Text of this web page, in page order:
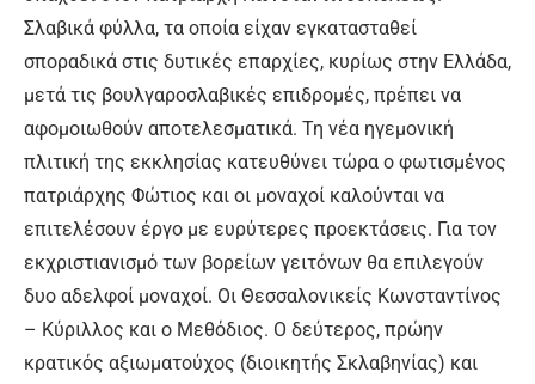
Σλαβικά φύλλα, τα οποία είχαν εγκατασταθεί
σποραδικά στις δυτικές επαρχίες, κυρίως στην Ελλάδα,
μετά τις βουλγαροσλαβικές επιδρομές, πρέπει να
αφομοιωθούν αποτελεσματικά. Τη νέα ηγεμονική
πλιτική της εκκλησίας κατευθύνει τώρα ο φωτισμένος
πατριάρχης Φώτιος και οι μοναχοί καλούνται να
επιτελέσουν έργο με ευρύτερες προεκτάσεις. Για τον
εκχριστιανισμό των βορείων γειτόνων θα επιλεγούν
δυο αδελφοί μοναχοί. Οι Θεσσαλονικείς Κωνσταντίνος
– Κύριλλος και ο Μεθόδιος. Ο δεύτερος, πρώην
κρατικός αξιωματούχος (διοικητής Σκλαβηνίας) και